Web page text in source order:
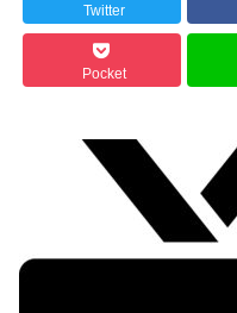
Twitter
Pocket